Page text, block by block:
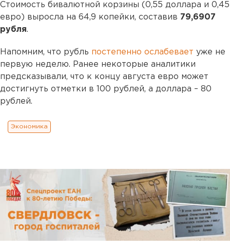
Стоимость бивалютной корзины (0,55 доллара и 0,45
евро) выросла на 64,9 копейки, составив 79,6907
рубля.
Напомним, что рубль постепенно ослабевает уже не
первую неделю. Ранее некоторые аналитики
предсказывали, что к концу августа евро может
достигнуть отметки в 100 рублей, а доллара – 80
рублей.
Экономика